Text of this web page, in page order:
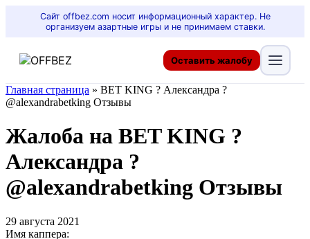
Сайт offbez.com носит информационный характер. Не
организуем азартные игры и не принимаем ставки.
Оставить жалобу
Главная страница » BET KING ? Александра ?
@alexandrabetking Отзывы
Жалоба на BET KING ?
Александра ?
@alexandrabetking Отзывы
29 августа 2021
Имя каппера: